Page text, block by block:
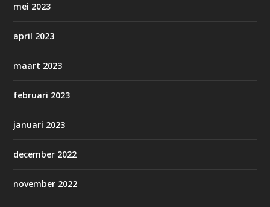
mei 2023
april 2023
maart 2023
februari 2023
januari 2023
december 2022
november 2022